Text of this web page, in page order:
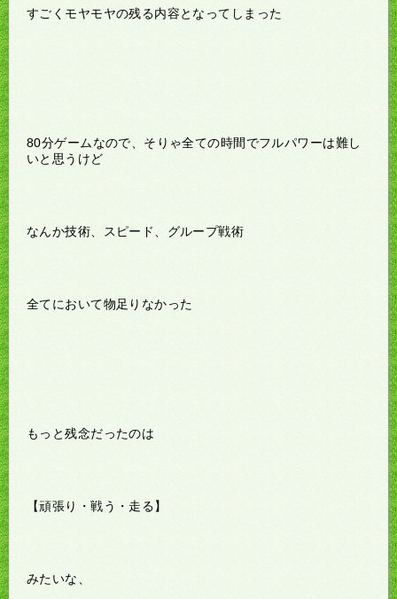
すごくモヤモヤの残る内容となってしまった
80分ゲームなので、そりゃ全ての時間でフルパワーは難し
いと思うけど
なんか技術、スピード、グループ戦術
全てにおいて物足りなかった
もっと残念だったのは
【頑張り・戦う・走る】
みたいな、